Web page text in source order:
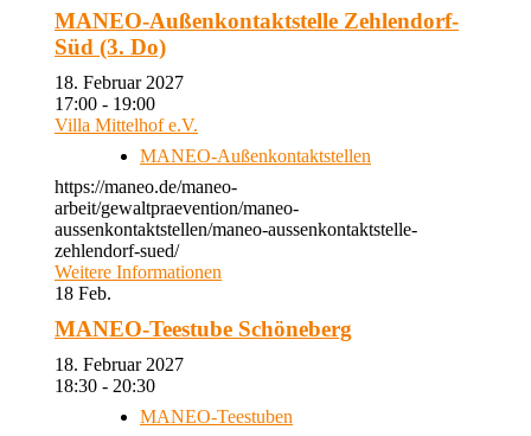
MANEO-Außenkontaktstelle Zehlendorf-
Süd (3. Do)
18. Februar 2027
17:00 - 19:00
Villa Mittelhof e.V.
MANEO-Außenkontaktstellen
https://maneo.de/maneo-
arbeit/gewaltpraevention/maneo-
aussenkontaktstellen/maneo-aussenkontaktstelle-
zehlendorf-sued/
Weitere Informationen
18 Feb.
MANEO-Teestube Schöneberg
18. Februar 2027
18:30 - 20:30
MANEO-Teestuben